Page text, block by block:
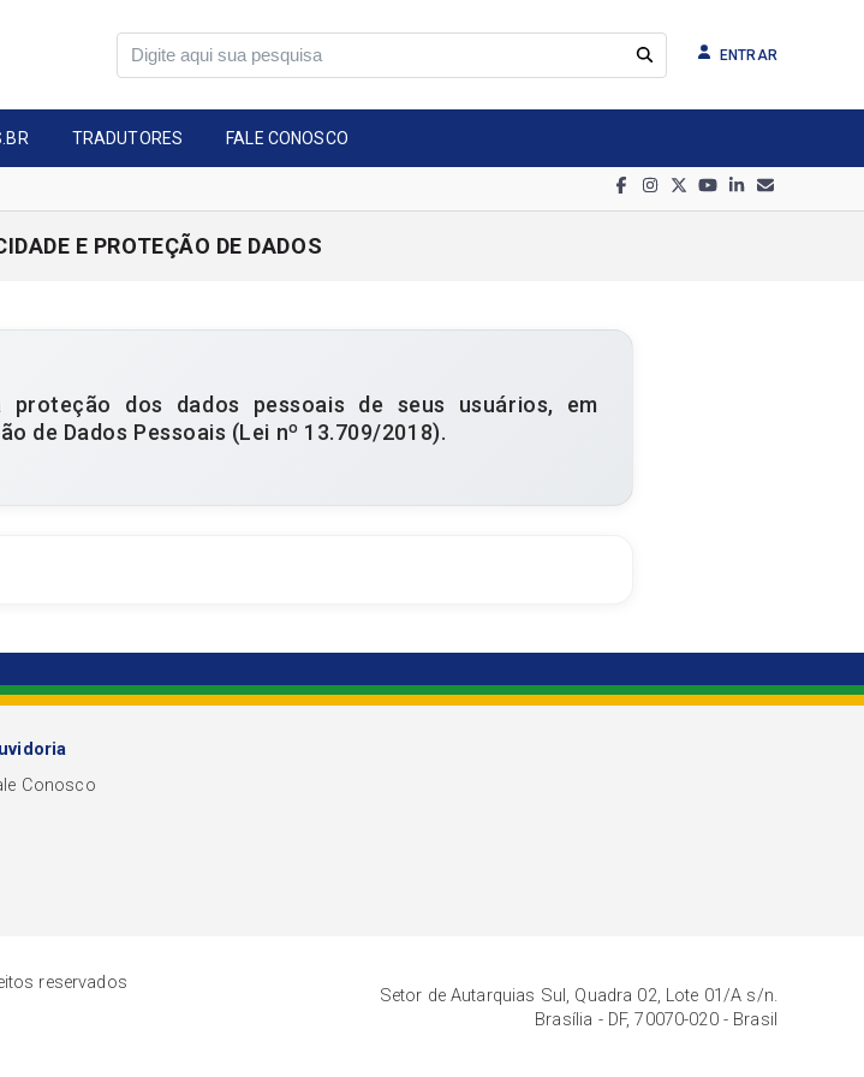
ENTRAR
TRADUTORES FALE CONOSCO
E PROTEÇÃO DE DADOS
dos dados pessoais de seus usuários, em
de Dados Pessoais (Lei nº 13.709/2018).
Conosco
reservados
Setor de Autarquias Sul, Quadra 02, Lote 01/A s/n.
Brasília - DF, 70070-020 - Brasil